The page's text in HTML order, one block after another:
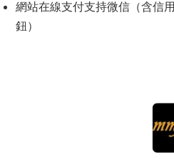
網站在線支付支持微信（含信
鈕）